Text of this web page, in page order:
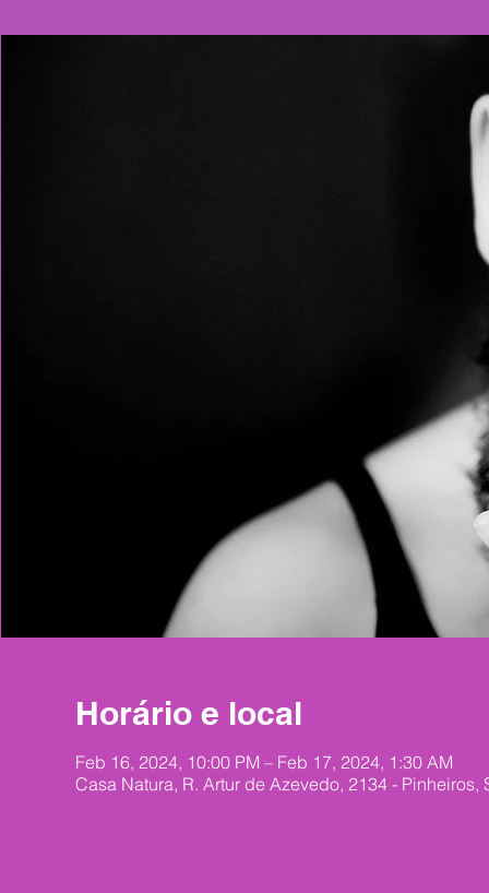
Horário e local
Feb 16, 2024, 10:00 PM – Feb 17, 2024, 1:30 AM
Casa Natura, R. Artur de Azevedo, 2134 - Pinheiros,